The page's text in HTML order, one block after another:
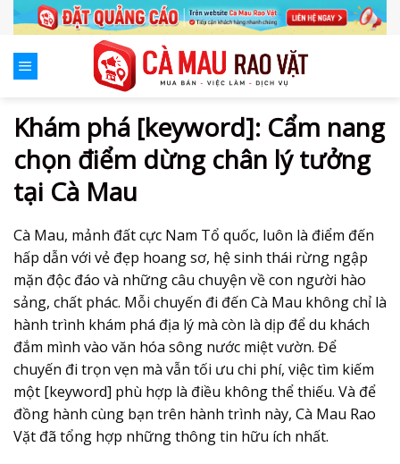
Skip
to
content
Khám phá [keyword]: Cẩm nang
chọn điểm dừng chân lý tưởng
tại Cà Mau
Cà Mau, mảnh đất cực Nam Tổ quốc, luôn là điểm đến
hấp dẫn với vẻ đẹp hoang sơ, hệ sinh thái rừng ngập
mặn độc đáo và những câu chuyện về con người hào
sảng, chất phác. Mỗi chuyến đi đến Cà Mau không chỉ là
hành trình khám phá địa lý mà còn là dịp để du khách
đắm mình vào văn hóa sông nước miệt vườn. Để
chuyến đi trọn vẹn mà vẫn tối ưu chi phí, việc tìm kiếm
một [keyword] phù hợp là điều không thể thiếu. Và để
đồng hành cùng bạn trên hành trình này, Cà Mau Rao
Vặt đã tổng hợp những thông tin hữu ích nhất.